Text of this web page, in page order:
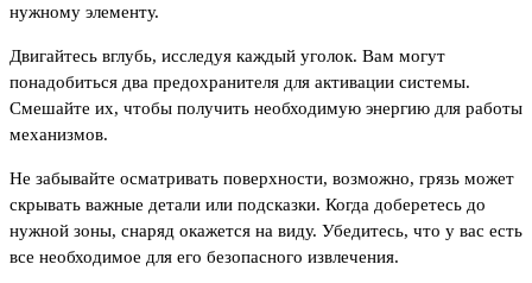
нужному элементу.
Двигайтесь вглубь, исследуя каждый уголок. Вам могут
понадобиться два предохранителя для активации системы.
Смешайте их, чтобы получить необходимую энергию для работы
механизмов.
Не забывайте осматривать поверхности, возможно, грязь может
скрывать важные детали или подсказки. Когда доберетесь до
нужной зоны, снаряд окажется на виду. Убедитесь, что у вас есть
все необходимое для его безопасного извлечения.